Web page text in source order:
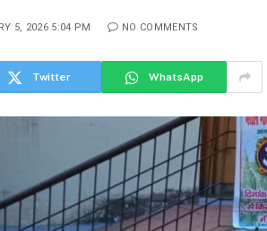
5, 2026 5:04 PM NO COMMENTS
Twitter WhatsApp